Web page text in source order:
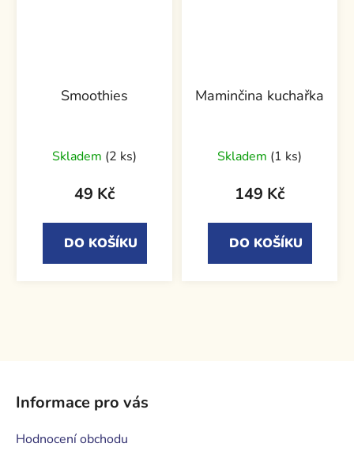
Smoothies
Skladem (2 ks)
49 Kč
DO KOŠÍKU
Maminčina kuchařka
Skladem (1 ks)
149 Kč
DO KOŠÍKU
Informace pro vás
Hodnocení obchodu